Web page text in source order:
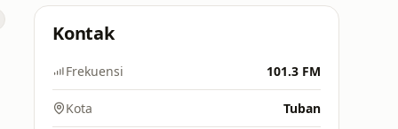
Kontak
Frekuensi 101.3 FM
Kota Tuban